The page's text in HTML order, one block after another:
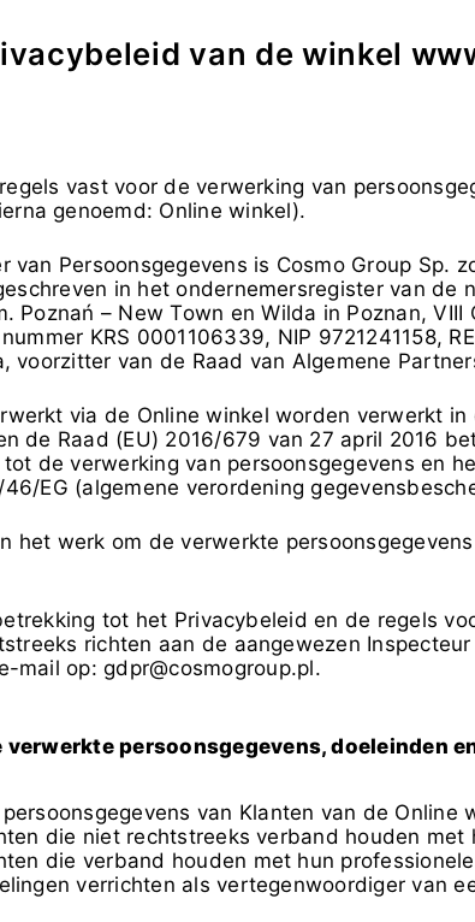
van de winkel
vast voor de verwerking van
genoemd: Online winkel).
van Persoonsgegevens is Cosmo Group Sp.
in het ondernemersregister van de
Poznań – New Town en Wilda in Poznan,
KRS 0001106339, NIP 9721241158,
voorzitter van de Raad van Algemene
via de Online winkel worden verwerkt
de Raad (EU) 2016/679 van 27 april 2016
de verwerking van persoonsgegevens en
EG (algemene verordening
het werk om de verwerkte
tot het Privacybeleid en de regels
richten aan de aangewezen
mail op:gdpr@cosmogroup.pl.
verwerkte persoonsgegevens, doeleinden
van Klanten van de
die niet rechtstreeks verband houden
die verband houden met hun
verrichten als vertegenwoordiger van